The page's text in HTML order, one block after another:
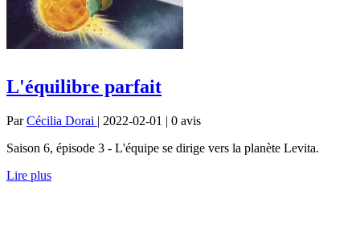
L'équilibre parfait
ParCécilia Dorai | 2022-02-01 | 0 avis
Saison 6, épisode 3 - L'équipe se dirige vers la planète Levita.
Lire plus